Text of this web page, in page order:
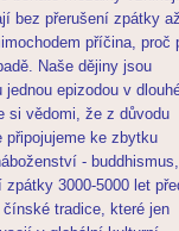
bez přerušení zpátky
příčina, proč
Naše dějiny jsou
epizodou v
si vědomi, že z důvodu
ke zbytku
- buddhismus,
3000-5000 let
tradice, které jen